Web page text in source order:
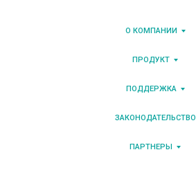
О КОМПАНИИ
ПРОДУКТ
ПОДДЕРЖКА
ЗАКОНОДАТЕЛЬСТВО
ПАРТНЕРЫ